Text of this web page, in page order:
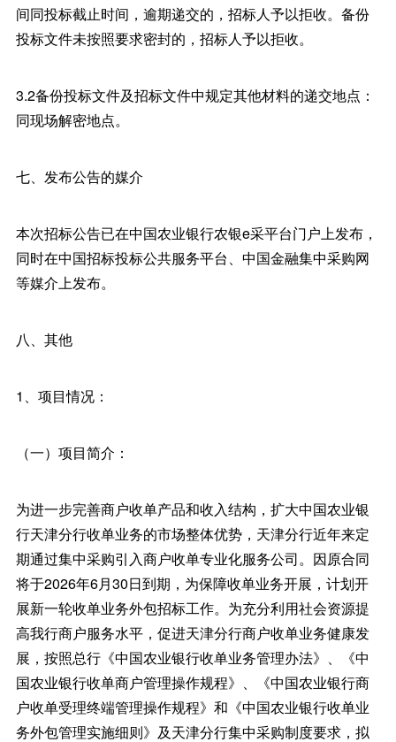
间同投标截止时间，逾期递交的，招标人予以拒收。备份
投标文件未按照要求密封的，招标人予以拒收。
3.2备份投标文件及招标文件中规定其他材料的递交地点：
同现场解密地点。
七、发布公告的媒介
本次招标公告已在中国农业银行农银e采平台门户上发布，
同时在中国招标投标公共服务平台、中国金融集中采购网
等媒介上发布。
八、其他
1、项目情况：
（一）项目简介：
为进一步完善商户收单产品和收入结构，扩大中国农业银
行天津分行收单业务的市场整体优势，天津分行近年来定
期通过集中采购引入商户收单专业化服务公司。因原合同
将于2026年6月30日到期，为保障收单业务开展，计划开
展新一轮收单业务外包招标工作。为充分利用社会资源提
高我行商户服务水平，促进天津分行商户收单业务健康发
展，按照总行《中国农业银行收单业务管理办法》、《中
国农业银行收单商户管理操作规程》、《中国农业银行商
户收单受理终端管理操作规程》和《中国农业银行收单业
务外包管理实施细则》及天津分行集中采购制度要求，拟